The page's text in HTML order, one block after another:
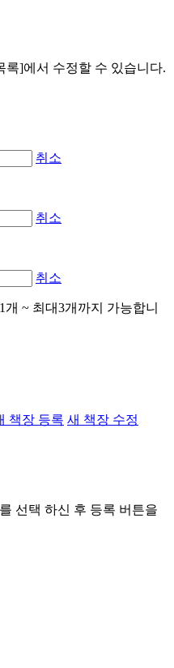
록]에서 수정할 수 있습니다.
취소
취소
취소
~ 최대3개까지 가능합니
책장 등록 새 책장 수정
선택 하신 후 등록 버튼을